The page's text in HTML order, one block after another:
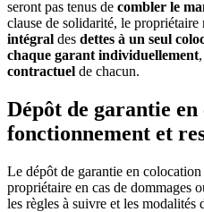
seront pas tenus de combler le
clause de solidarité, le propriétaire
intégral des dettes à un seul
chaque garant individuellement
contractuel de chacun.
Dépôt de garantie
fonctionnement et
Le dépôt de garantie en
propriétaire en cas de dommages
les règles à suivre et les modalités